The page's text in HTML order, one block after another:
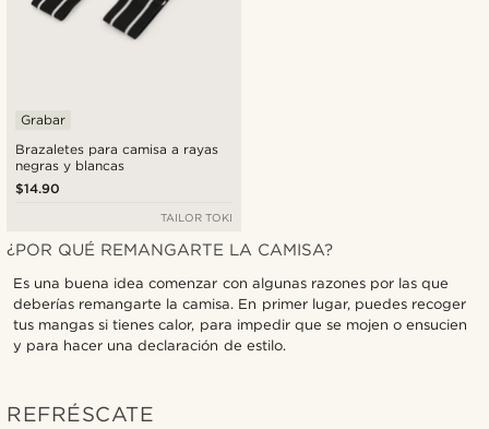
Brazaletes para camisa a rayas
negras y blancas
Grabar
$14.90
TAILOR TOKI
¿POR QUÉ REMANGARTE LA CAMISA?
Es una buena idea comenzar con algunas razones por las que
deberías remangarte la camisa. En primer lugar, puedes recoger
tus mangas si tienes calor, para impedir que se mojen o ensucien
y para hacer una declaración de estilo.
REFRÉSCATE